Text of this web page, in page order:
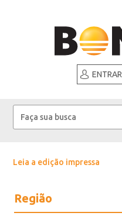
ENTRAR
Leia a edição impressa
Região